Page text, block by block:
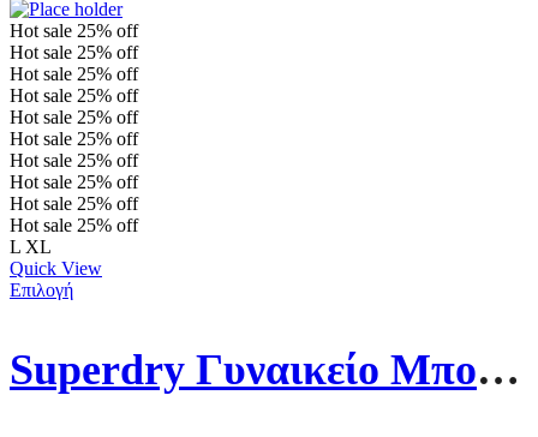
Hot sale 25% off
Hot sale 25% off
Hot sale 25% off
Hot sale 25% off
Hot sale 25% off
Hot sale 25% off
Hot sale 25% off
Hot sale 25% off
Hot sale 25% off
Hot sale 25% off
L XL
Quick View
Επιλογή
Superdry Γυναικείο Μπουφάν Fuji Hooded Mid Length Puffer Coat W5011564A-9CK Καφέ